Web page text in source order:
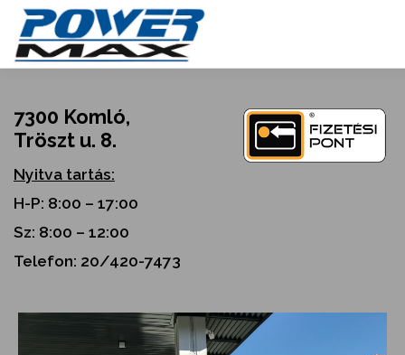
content
7300 Komló,
Tröszt u. 8.
Nyitva tartás:
H-P: 8:00 – 17:00
Sz: 8:00 – 12:00
Telefon: 20/420-7473